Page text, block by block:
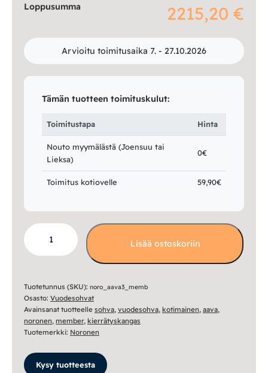
Loppusumma 2215,20 €
Arvioitu toimitusaika 7. - 27.10.2026
Tämän tuotteen toimituskulut:
Toimitustapa Hinta
Nouto myymälästä (Joensuu tai
Lieksa)
0€
Toimitus kotiovelle 59,90€
Aava
3-
istuttava
kierrätyskankaalla
määrä
Lisää ostoskoriin
Tuotetunnus (SKU): noro_aava3_memb
Osasto: Vuodesohvat
Avainsanat tuotteelle sohva, vuodesohva, kotimainen, aava,
noronen, member, kierrätyskangas
Tuotemerkki: Noronen
Kysy tuotteesta